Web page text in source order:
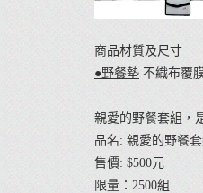
商品材質及尺寸
●野餐墊 不織布覆
親愛的野餐套組，
品名: 親愛的野餐套
售價: $500元
限量：2500組